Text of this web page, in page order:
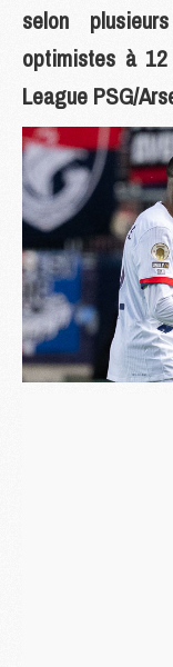
selon
optimistes à
League PSG/